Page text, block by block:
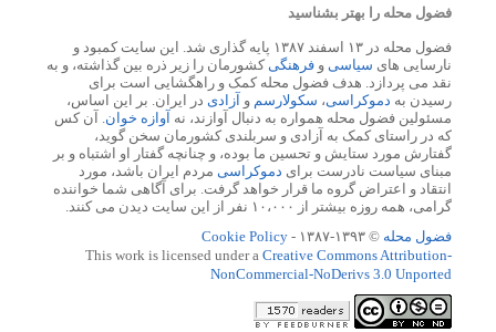
فضول محله را بهتر بشناسید
فضول محله در ۱۳ اسفند ۱۳۸۷ پایه گذاری شد. این سایت کمبود و
نارسایی های سیاسی و فرهنگیکشورمان را زیر ذره بین گذاشته، و به
نقد می پردازد. هدف فضول محله کمک و راهگشایی است برای
رسیدن به دموکراسی، سکولارسم و آزادی در ایران. بر این اساس،
مسئولین فضول محله همواره به دنبال آوازند، نه آوازه خوان. آن کس
که در راستای کمک به آزادی و سربلندی کشورمان سخن گوید،
گفتارش مورد ستایش و تحسین ما بوده، و چنانچه گفتار او اشتباه و بر
مبنای سیاست نادرست برای دموکراسی مردم ایران باشد، مورد
انتقاد و اعتراض گروه ما قرار خواهد گرفت. برای آگاهی شما خواننده
گرامی، همه روزه بیشتر از ۱۰،۰۰۰ نفر از این سایت دیدن می کنند.
فضول محله © ۱۳۹۳-۱۳۸۷ -
Cookie Policy
This work is licensed under a Creative Commons Attribution-
NonCommercial-NoDerivs 3.0 Unported